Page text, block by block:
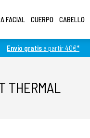
Envío gratis a partir 40€*
FACIAL CUERPO CABELLO
THERMAL